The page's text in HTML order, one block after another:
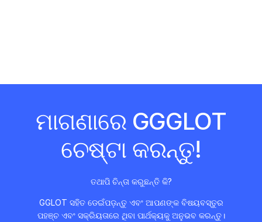
ମାଗଣାରେ GGGLOT
ଚେଷ୍ଟା କରନ୍ତୁ!
ତଥାପି ଚିନ୍ତା କରୁଛନ୍ତି କି?
GGLOT ସହିତ ଡେଇଁପଡ଼ନ୍ତୁ ଏବଂ ଆପଣଙ୍କ ବିଷୟବସ୍ତୁର
ପହଞ୍ଚ ଏବଂ ସକ୍ରିୟତାରେ ଥିବା ପାର୍ଥକ୍ୟକୁ ଅନୁଭବ କରନ୍ତୁ।